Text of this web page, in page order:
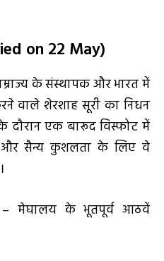
on 22 May)
के संस्थापक और भारत में
वाले शेरशाह सूरी का निधन
दौरान एक बारूद विस्फोट में
और सैन्य कुशलता के लिए वे
– मेघालय के भूतपूर्व आठवें